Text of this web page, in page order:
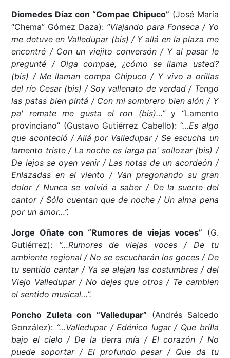
Diomedes Díaz con “Compae Chipuco” (José María
“Chema” Gómez Daza): “Viajando para Fonseca / Yo
me detuve en Valledupar (bis) / Y allá en la plaza me
encontré / Con un viejito conversón / Y al pasar le
pregunté / Oiga compae, ¿cómo se llama usted?
(bis) / Me llaman compa Chipuco / Y vivo a orillas
del río Cesar (bis) / Soy vallenato de verdad / Tengo
las patas bien pintá / Con mi sombrero bien alón / Y
pa' remate me gusta el ron (bis)…”y “Lamento
provinciano” (Gustavo Gutiérrez Cabello): “…Es algo
que aconteció / Allá por Valledupar / Se escucha un
lamento triste / La noche es larga pa' sollozar (bis) /
De lejos se oyen venir / Las notas de un acordeón /
Enlazadas en el viento / Van pregonando su gran
dolor / Nunca se volvió a saber / De la suerte del
cantor / Sólo cuentan que de noche / Un alma pena
por un amor…”.
Jorge Oñate con “Rumores de viejas voces” (G.
Gutiérrez): “…Rumores de viejas voces / De tu
ambiente regional / No se escucharán los goces / De
tu sentido cantar / Ya se alejan las costumbres / del
Viejo Valledupar / No dejes que otros / Te cambien
el sentido musical…”.
Poncho Zuleta con “Valledupar” (Andrés Salcedo
González): “…Valledupar / Edénico lugar / Que brilla
bajo el cielo / De la tierra mía / El corazón / No
puede soportar / El profundo pesar / Que da tu